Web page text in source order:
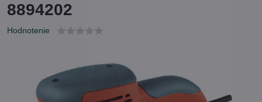
8894202
Hodnotenie